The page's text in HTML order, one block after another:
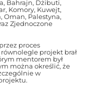
Bahrajn, Dżibuti,
Komory, Kuwejt,
Oman, Palestyna,
Zjednoczone
proces
projekt brał
mentorem był
można określić, że
w